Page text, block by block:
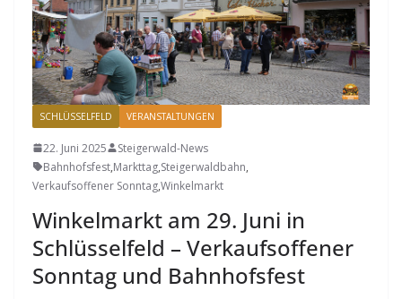
SCHLÜSSELFELD VERANSTALTUNGEN
22. Juni 2025
Steigerwald-News
Bahnhofsfest,Markttag,Steigerwaldbahn,
Verkaufsoffener Sonntag,Winkelmarkt
Winkelmarkt am 29. Juni in
Schlüsselfeld – Verkaufs­offener
Sonntag und Bahnhofsfest